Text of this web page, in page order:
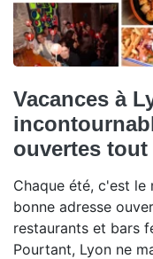
Vacances à
ouvertes tout
Chaque été, c'est le
bonne adresse
restaurants et bars
Pourtant, Lyon ne